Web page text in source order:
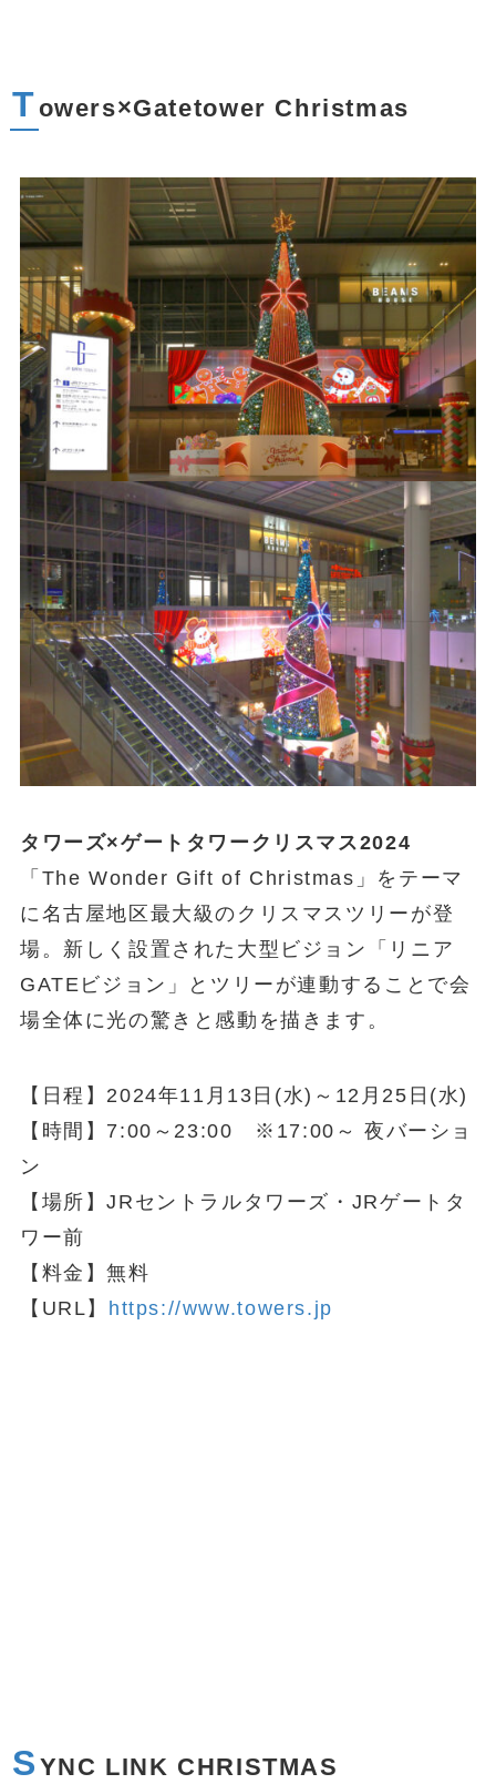
T owers×Gatetower Christmas
タワーズ×ゲートタワークリスマス2024
「The Wonder Gift of Christmas」をテーマ
に名古屋地区最大級のクリスマスツリーが登
場。新しく設置された大型ビジョン「リニア
GATEビジョン」とツリーが連動することで会
場全体に光の驚きと感動を描きます。
【日程】2024年11月13日(水)～12月25日(水)
【時間】7:00～23:00 ※17:00～ 夜バーショ
ン
【場所】JRセントラルタワーズ・JRゲートタ
ワー前
【料金】無料
【URL】
https://www.towers.jp
S YNC LINK CHRISTMAS